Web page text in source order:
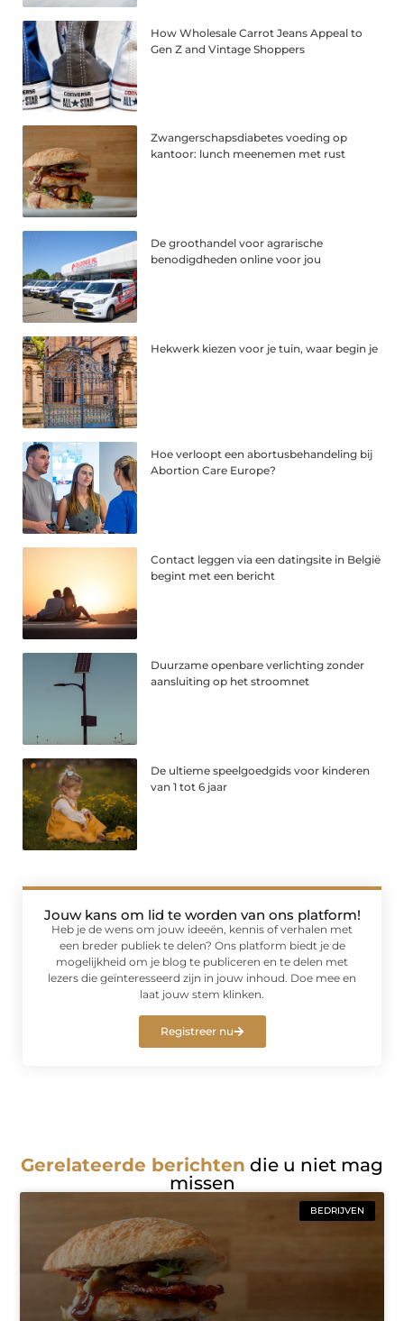
How Wholesale Carrot Jeans Appeal to
Gen Z and Vintage Shoppers
Zwangerschapsdiabetes voeding op
kantoor: lunch meenemen met rust
De groothandel voor agrarische
benodigdheden online voor jou
Hekwerk kiezen voor je tuin, waar begin je
Hoe verloopt een abortusbehandeling bij
Abortion Care Europe?
Contact leggen via een datingsite in België
begint met een bericht
Duurzame openbare verlichting zonder
aansluiting op het stroomnet
De ultieme speelgoedgids voor kinderen
van 1 tot 6 jaar
Jouw kans om lid te worden van ons platform!
Heb je de wens om jouw ideeën, kennis of verhalen met
een breder publiek te delen? Ons platform biedt je de
mogelijkheid om je blog te publiceren en te delen met
lezers die geïnteresseerd zijn in jouw inhoud. Doe mee en
laat jouw stem klinken.
Registreer nu
Gerelateerde berichten die u niet mag
missen
BEDRIJVEN